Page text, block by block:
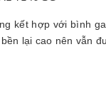
kết hợp với bình
lại cao nên vẫn